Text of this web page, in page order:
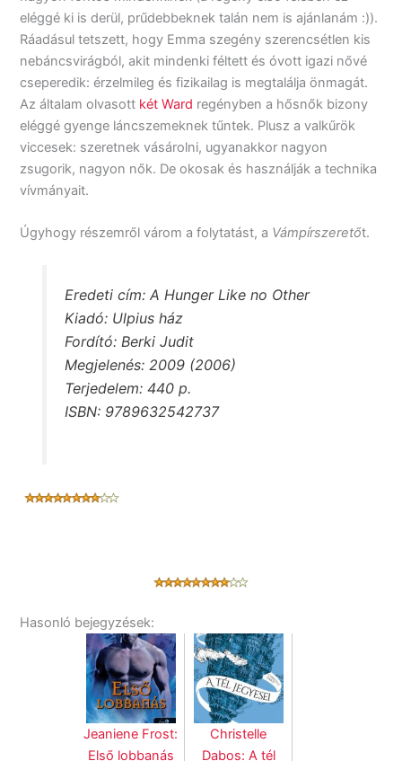
eléggé ki is derül, prűdebbeknek talán nem is ajánlanám :)).
Ráadásul tetszett, hogy Emma szegény szerencsétlen kis
nebáncsvirágból, akit mindenki féltett és óvott igazi nővé
cseperedik: érzelmileg és fizikailag is megtalálja önmagát.
Az általam olvasott két Ward regényben a hősnők bizony
eléggé gyenge láncszemeknek tűntek. Plusz a valkűrök
viccesek: szeretnek vásárolni, ugyanakkor nagyon
zsugorik, nagyon nők. De okosak és használják a technika
vívmányait.
Úgyhogy részemről várom a folytatást, a Vámpírszeretőt.
Eredeti cím: A Hunger Like no Other
Kiadó: Ulpius ház
Fordító: Berki Judit
Megjelenés: 2009 (2006)
Terjedelem: 440 p.
ISBN: 9789632542737
Hasonló bejegyzések:
Jeaniene Frost:
Első lobbanás
Christelle
Dabos: A tél